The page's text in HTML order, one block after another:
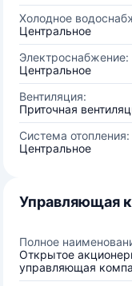
Холодное
Центральное
Электроснабжение:
Центральное
Вентиляция:
Приточная
Система отопления:
Центральное
Управляющая
Полное
Открытое
управляющая